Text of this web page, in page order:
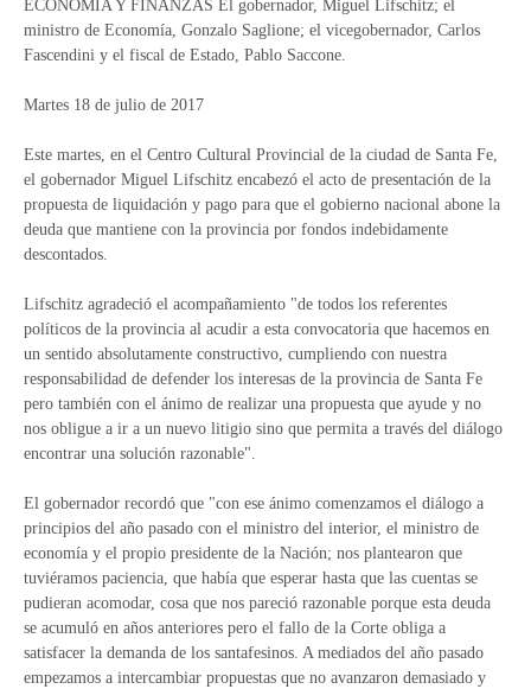
ECONOMÍA Y FINANZAS El gobernador, Miguel Lifschitz; el
ministro de Economía, Gonzalo Saglione; el vicegobernador, Carlos
Fascendini y el fiscal de Estado, Pablo Saccone.
Martes 18 de julio de 2017
Este martes, en el Centro Cultural Provincial de la ciudad de Santa Fe,
el gobernador Miguel Lifschitz encabezó el acto de presentación de la
propuesta de liquidación y pago para que el gobierno nacional abone la
deuda que mantiene con la provincia por fondos indebidamente
descontados.
Lifschitz agradeció el acompañamiento "de todos los referentes
políticos de la provincia al acudir a esta convocatoria que hacemos en
un sentido absolutamente constructivo, cumpliendo con nuestra
responsabilidad de defender los interesas de la provincia de Santa Fe
pero también con el ánimo de realizar una propuesta que ayude y no
nos obligue a ir a un nuevo litigio sino que permita a través del diálogo
encontrar una solución razonable".
El gobernador recordó que "con ese ánimo comenzamos el diálogo a
principios del año pasado con el ministro del interior, el ministro de
economía y el propio presidente de la Nación; nos plantearon que
tuviéramos paciencia, que había que esperar hasta que las cuentas se
pudieran acomodar, cosa que nos pareció razonable porque esta deuda
se acumuló en años anteriores pero el fallo de la Corte obliga a
satisfacer la demanda de los santafesinos. A mediados del año pasado
empezamos a intercambiar propuestas que no avanzaron demasiado y